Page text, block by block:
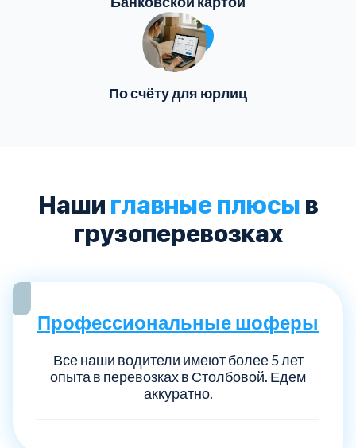
По счёту для юрлиц
Наши главные плюсы в
грузоперевозках
Профессиональные шоферы
Все наши водители имеют более 5 лет
опыта в перевозках в Столбовой. Едем
аккуратно.